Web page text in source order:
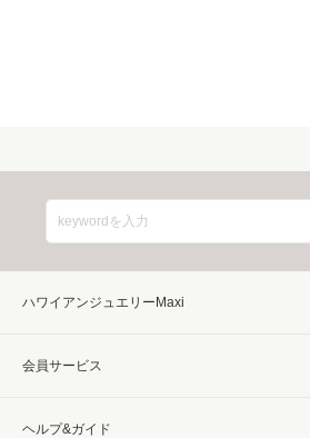
ハワイアンジュエリーMaxi
会員サービス
ヘルプ&ガイド